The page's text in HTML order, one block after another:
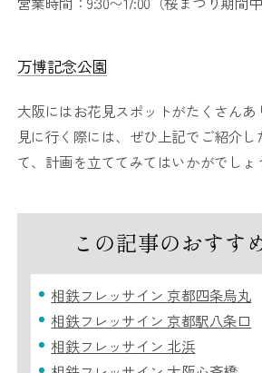
万博記念公園
大阪にはお花見スポットがたくさんあ
見に行く際には、ぜひ上記でご紹介し
て、計画を立ててみてはいかがでしょ
この記事のおすす
相鉄フレッサイン 京都四条烏丸
相鉄フレッサイン 京都駅八条口
相鉄フレッサイン 北浜